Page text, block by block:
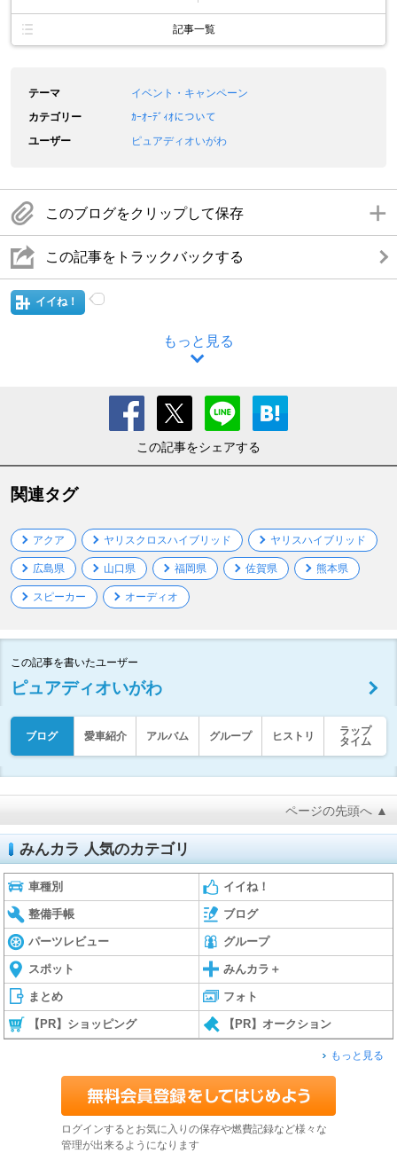
記事一覧
テーマ
イベント・キャンペーン
カテゴリー
ｶｰｵｰﾃﾞｨｵについて
ユーザー
ピュアディオいがわ
このブログをクリップして保存
この記事をトラックバックする
イイね！
もっと見る
この記事をシェアする
関連タグ
アクア ヤリスクロスハイブリッド ヤリスハイブリッド
広島県 山口県 福岡県 佐賀県 熊本県
スピーカー オーディオ
この記事を書いたユーザー
ピュアディオいがわ
ブログ 愛車紹介 アルバム グループ ヒストリ
ラップ
タイム
ページの先頭へ ▲
みんカラ 人気のカテゴリ
車種別 イイね！
整備手帳 ブログ
パーツレビュー グループ
スポット みんカラ＋
まとめ フォト
【PR】ショッピング 【PR】オークション
もっと見る
ログインするとお気に入りの保存や燃費記録など様々な
管理が出来るようになります